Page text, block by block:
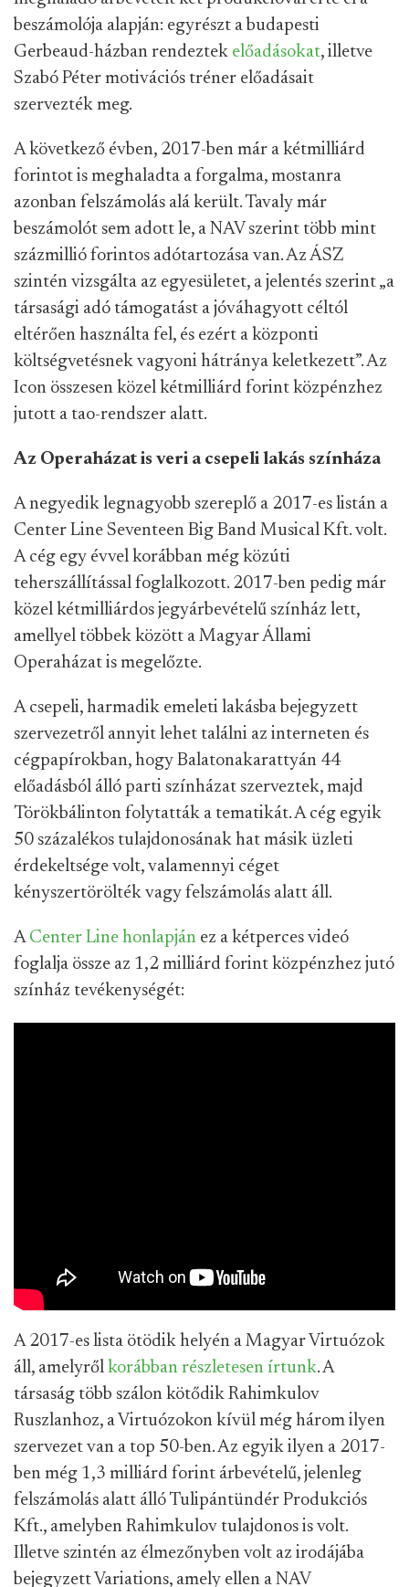
beszámolója alapján: egyrészt a budapesti
Gerbeaud-házban rendeztek előadásokat, illetve
Szabó Péter motivációs tréner előadásait
szervezték meg.
A következő évben, 2017-ben már a kétmilliárd
forintot is meghaladta a forgalma, mostanra
azonban felszámolás alá került. Tavaly már
beszámolót sem adott le, a NAV szerint több mint
százmillió forintos adótartozása van. Az ÁSZ
szintén vizsgálta az egyesületet, a jelentés szerint „a
társasági adó támogatást a jóváhagyott céltól
eltérően használta fel, és ezért a központi
költségvetésnek vagyoni hátránya keletkezett”. Az
Icon összesen közel kétmilliárd forint közpénzhez
jutott a tao-rendszer alatt.
Az Operaházat is veri a csepeli lakás színháza
A negyedik legnagyobb szereplő a 2017-es listán a
Center Line Seventeen Big Band Musical Kft. volt.
A cég egy évvel korábban még közúti
teherszállítással foglalkozott. 2017-ben pedig már
közel kétmilliárdos jegyárbevételű színház lett,
amellyel többek között a Magyar Állami
Operaházat is megelőzte.
A csepeli, harmadik emeleti lakásba bejegyzett
szervezetről annyit lehet találni az interneten és
cégpapírokban, hogy Balatonakarattyán 44
előadásból álló parti színházat szerveztek, majd
Törökbálinton folytatták a tematikát. A cég egyik
50 százalékos tulajdonosának hat másik üzleti
érdekeltsége volt, valamennyi céget
kényszertörölték vagy felszámolás alatt áll.
A Center Line honlapján ez a kétperces videó
foglalja össze az 1,2 milliárd forint közpénzhez jutó
színház tevékenységét:
A 2017-es lista ötödik helyén a Magyar Virtuózok
áll, amelyről korábban részletesen írtunk. A
társaság több szálon kötődik Rahimkulov
Ruszlanhoz, a Virtuózokon kívül még három ilyen
szervezet van a top 50-ben. Az egyik ilyen a 2017-
ben még 1,3 milliárd forint árbevételű, jelenleg
felszámolás alatt álló Tulipántündér Produkciós
Kft., amelyben Rahimkulov tulajdonos is volt.
Illetve szintén az élmezőnyben volt az irodájába
bejegyzett Variations, amely ellen a NAV